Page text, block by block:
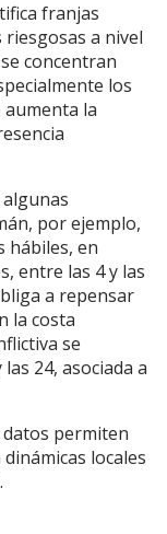
franjas
a nivel
concentran
los
aumenta la
por ejemplo,
hábiles, en
entre las 4 y las
a repensar
la costa
se
24, asociada a
permiten
locales